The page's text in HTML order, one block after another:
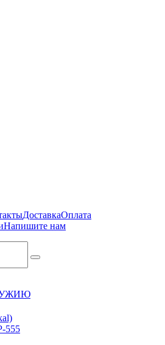
ДоставкаОплата
Напишите нам
555